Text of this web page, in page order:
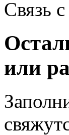
Связь
или